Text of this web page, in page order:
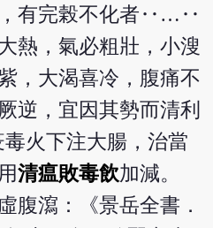
，有完榖不化者‥…‥
熱，氣必粗壯，小溲
，大渴喜冷，腹痛不
逆，宜因其勢而清利
火下注大腸，治當
清瘟敗毒飲加減。
腹瀉：《景岳全書．